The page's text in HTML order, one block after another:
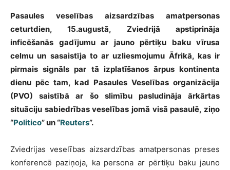
Pasaules veselības aizsardzības amatpersonas
ceturtdien, 15.augustā, Zviedrijā apstiprināja
inficēšanās gadījumu ar jauno pērtiķu baku vīrusa
celmu un sasaistīja to ar uzliesmojumu Āfrikā, kas ir
pirmais signāls par tā izplatīšanos ārpus kontinenta
dienu pēc tam, kad Pasaules Veselības organizācija
(PVO) saistībā ar šo slimību pasludināja ārkārtas
situāciju sabiedrības veselības jomā visā pasaulē, ziņo
“Politico” un “Reuters”.
Zviedrijas veselības aizsardzības amatpersonas preses
konferencē paziņoja, ka persona ar pērtiķu baku jauno